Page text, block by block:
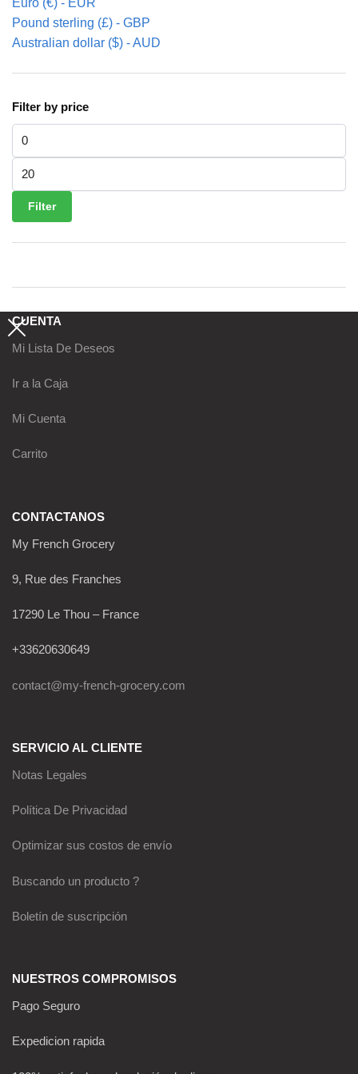
Pound sterling (£) - GBP
Australian dollar ($) - AUD
Filter by price
Min price
Max price
Filter
CUENTA
Mi Lista De Deseos
Ir a la Caja
Mi Cuenta
Carrito
CONTACTANOS
My French Grocery
9, Rue des Franches
17290 Le Thou – France
+33620630649
contact@my-french-grocery.com
SERVICIO AL CLIENTE
Notas Legales
Política De Privacidad
Optimizar sus costos de envío
Buscando un producto ?
Boletín de suscripción
NUESTROS COMPROMISOS
Pago Seguro
Expedicion rapida